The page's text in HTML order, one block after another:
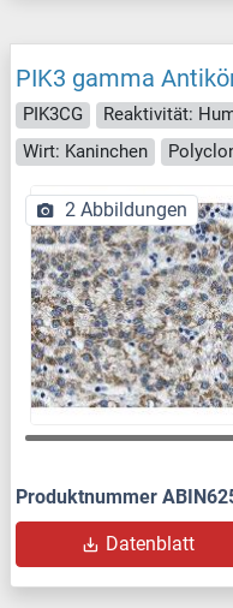
PIK3 gamma
PIK3CG Reaktivität:
Wirt: Kaninchen
2 Abbildungen
Produktnummer
Datenblatt